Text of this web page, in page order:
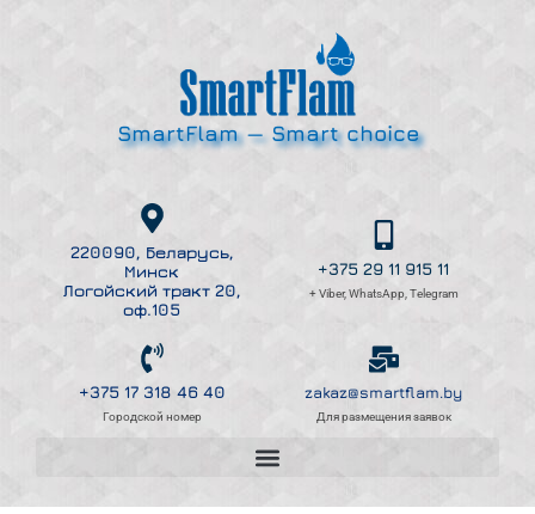
SmartFlam — Smart choice
220090, Беларусь,
Минск
Логойский тракт 20,
оф.105
+375 29 11 915 11
+ Viber, WhatsApp, Telegram
+375 17 318 46 40
Городской номер
zakaz@smartflam.by
Для размещения заявок